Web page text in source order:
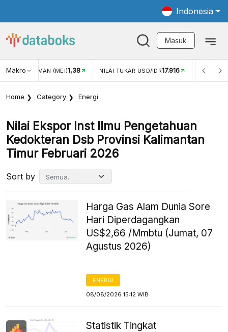
Indonesia
Masuk
MakroWISMAN (MEI)1,38 NILAI TUKAR USD/IDR17.916 INFLASI
Home Category Energi
Nilai Ekspor Inst Ilmu Pengetahuan
Kedokteran Dsb Provinsi Kalimantan
Timur Februari 2026
Sort by
Harga Gas Alam Dunia Sore
Hari Diperdagangkan
US$2,66 /Mmbtu (Jumat, 07
Agustus 2026)
ENERGI
08/08/2026 15:12 WIB
Statistik Tingkat